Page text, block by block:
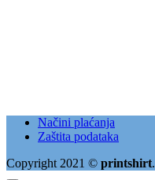
Načini plaćanja
Zaštita podataka
Copyright 2021 © printshirt.